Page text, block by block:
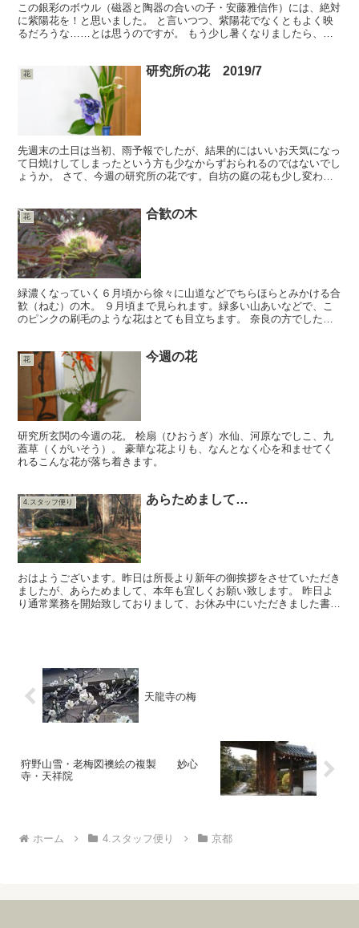
この銀彩のボウル（磁器と陶器の合いの子・安藤雅信作）には、絶対
に紫陽花を！と思いました。 と言いつつ、紫陽花でなくともよく映
るだろうな……とは思うのですが。 もう少し暑くなりましたら、白
花 研究所の花 2019/7
先週末の土日は当初、雨予報でしたが、結果的にはいいお天気になっ
て日焼けしてしまったという方も少なからずおられるのではないでし
ょうか。 さて、今週の研究所の花です。自坊の庭の花も少し変わっ
花 合歓の木
緑濃くなっていく６月頃から徐々に山道などでちらほらとみかける合
歓（ねむ）の木。 ９月頃まで見られます。緑多い山あいなどで、こ
のピンクの刷毛のような花はとても目立ちます。 奈良の方でしたで
花 今週の花
研究所玄関の今週の花。 桧扇（ひおうぎ）水仙、河原なでしこ、九
蓋草（くがいそう）。 豪華な花よりも、なんとなく心を和ませてく
れるこんな花が落ち着きます。
4.スタッフ便り あらためまして…
おはようございます。昨日は所長より新年の御挨拶をさせていただき
ましたが、あらためまして、本年も宜しくお願い致します。 昨日よ
り通常業務を開始致しておりまして、お休み中にいただきました書籍
天龍寺の梅
狩野山雪・老梅図襖絵の複製 妙心
寺・天祥院
ホーム 4.スタッフ便り 京都